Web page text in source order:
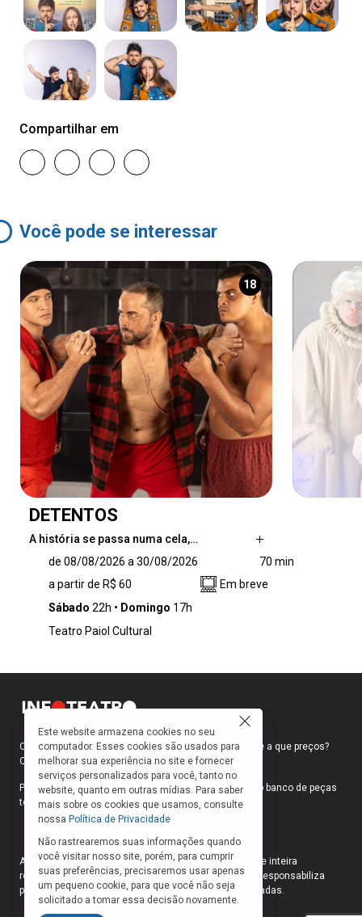
Compartilhar em
Você pode se interessar
18
DETENTOS
A história se passa numa cela,…
presos confinados disputam o poder e
articulam uma fuga durante uma rebelião
anunciada. Porém, tudo muda quando um
jogado no mesmo espaço, transformando o
de 08/08/2026 a 30/08/2026
70 min
a partir de R$ 60
Em breve
Sábado 22h Domingo 17h
Teatro Paiol Cultural
Como faço para ir ao teatro? Onde compro ingressos e a que preços?
Quais peças estão em cartaz?
Para responder a essas e outras perguntas, criamos o banco de peças
teatrais do INFOTEATRO.
As informações das peças cadastradas no site são de inteira
responsabilidade das produções. O Infoteatro não se responsabiliza
pela atualização das informações das peças cadastradas.
Este website armazena cookies no seu
computador. Esses cookies são usados para
melhorar sua experiência no site e fornecer
serviços personalizados para você, tanto no
website, quanto em outras mídias. Para saber
mais sobre os cookies que usamos, consulte
nossa Política de Privacidade
Não rastrearemos suas informações quando
você visitar nosso site, porém, para cumprir
suas preferências, precisaremos usar apenas
um pequeno cookie, para que você não seja
solicitado a tomar essa decisão novamente.